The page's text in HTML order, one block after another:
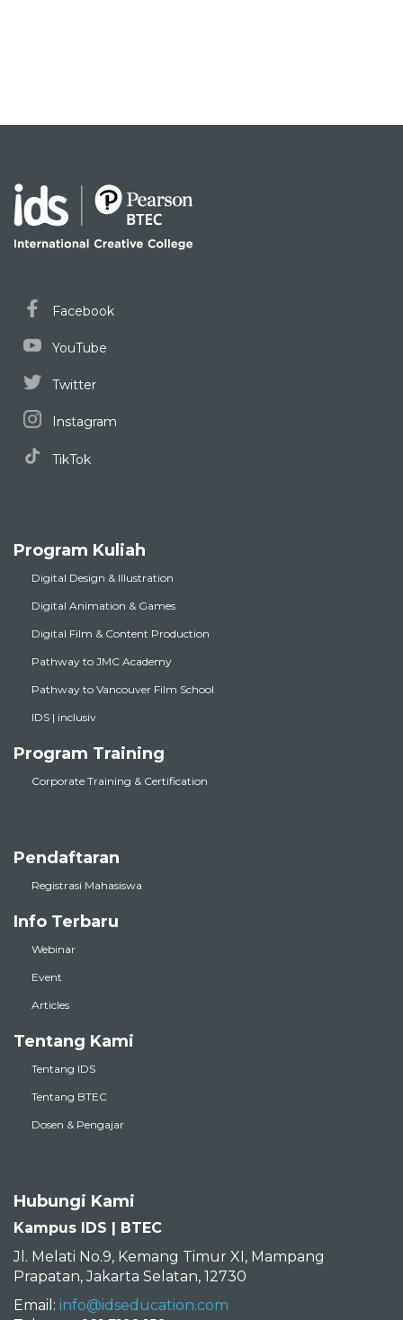
Facebook
YouTube
Twitter
Instagram
TikTok
Program Kuliah
Digital Design & Illustration
Digital Animation & Games
Digital Film & Content Production
Pathway to JMC Academy
Pathway to Vancouver Film School
IDS | inclusiv
Program Training
Corporate Training & Certification
Pendaftaran
Registrasi Mahasiswa
Info Terbaru
Webinar
Event
Articles
Tentang Kami
Tentang IDS
Tentang BTEC
Dosen & Pengajar
Hubungi Kami
Kampus IDS | BTEC
Jl. Melati No.9, Kemang Timur XI, Mampang
Prapatan, Jakarta Selatan, 12730
Email: info@idseducation.com